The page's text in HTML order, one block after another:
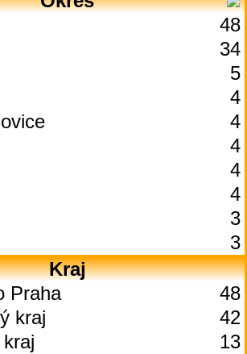
48
34
5
4
4
4
4
4
3
3
Kraj
Praha
48
kraj
42
13